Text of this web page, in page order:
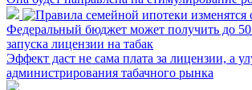
Федеральный бюджет может получить до
запуска лицензии на табак
Эффект даст не сама плата за лицензии, а
администрирования табачного рынка